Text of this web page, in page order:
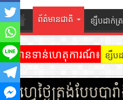
ព័ត៌មានជាតិ ខ្សឹបដាក់ត្
ព័ត៌មានទាន់ហេតុការណ៍៖ ខ្សឹប